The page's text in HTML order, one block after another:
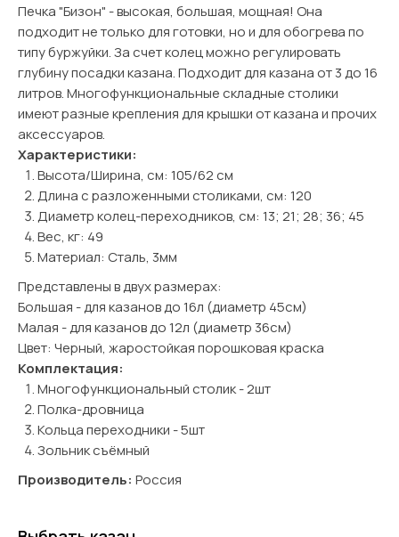
Печка "Бизон" - высокая, большая, мощная! Она
подходит не только для готовки, но и для обогрева по
типу буржуйки. За счет колец можно регулировать
глубину посадки казана. Подходит для казана от 3 до 16
литров. Многофункциональные складные столики
имеют разные крепления для крышки от казана и прочих
аксессуаров.
Характеристики:
Высота/Ширина, см: 105/62 см
Длина с разложенными столиками, см: 120
Диаметр колец-переходников, см: 13; 21; 28; 36; 45
Вес, кг: 49
Материал: Сталь, 3мм
Представлены в двух размерах:
Большая - для казанов до 16л (диаметр 45см)
Малая - для казанов до 12л (диаметр 36см)
Цвет: Черный, жаростойкая порошковая краска
Комплектация:
Многофункциональный столик - 2шт
Полка-дровница
Кольца переходники - 5шт
Зольник съёмный
Производитель: Россия